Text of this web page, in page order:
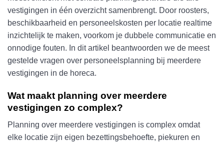
vestigingen in één overzicht samenbrengt. Door roosters,
beschikbaarheid en personeelskosten per locatie realtime
inzichtelijk te maken, voorkom je dubbele communicatie en
onnodige fouten. In dit artikel beantwoorden we de meest
gestelde vragen over personeelsplanning bij meerdere
vestigingen in de horeca.
Wat maakt planning over meerdere
vestigingen zo complex?
Planning over meerdere vestigingen is complex omdat
elke locatie zijn eigen bezettingsbehoefte, piekuren en